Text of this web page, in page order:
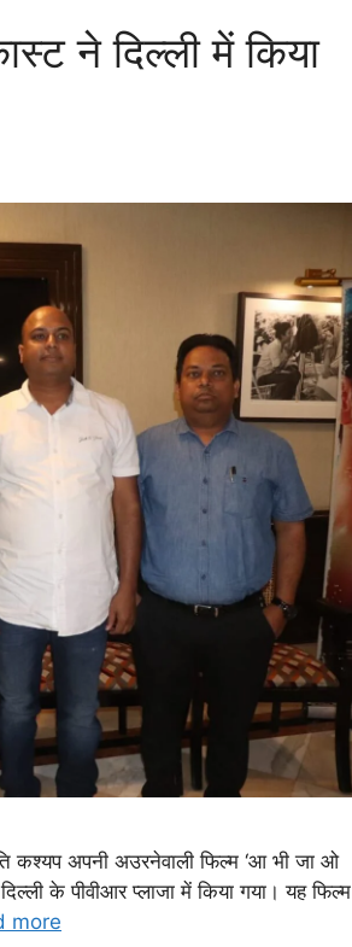
ने दिल्ली में किया
कश्यप अपनी अउरनेवाली फिल्म ‘आ भी जा ओ
के पीवीआर प्लाजा में किया गया। यह फिल्म
more